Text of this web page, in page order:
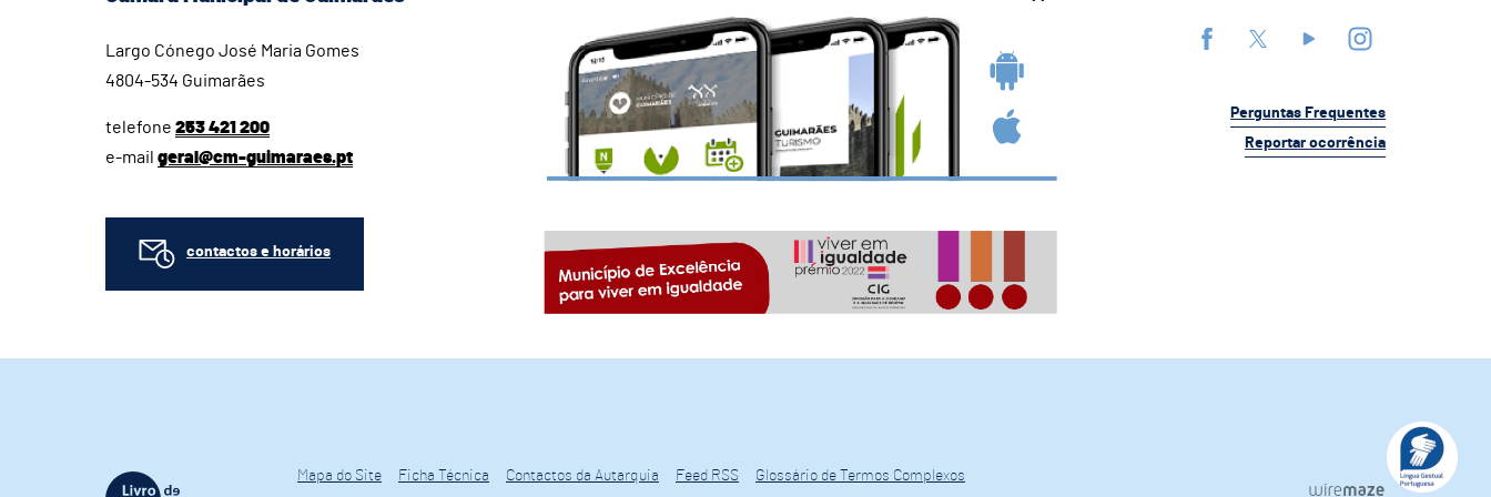
Largo Cónego José Maria Gomes
4804-534 Guimarães
telefone 253 421 200
e-mail geral@cm-guimaraes.pt
contactos e horários
Perguntas Frequentes
Reportar ocorrência
Mapa do Site Ficha Técnica Contactos da Autarquia Feed RSS Glossário de Termos Complexos